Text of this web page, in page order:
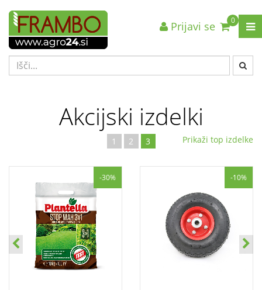
0
Prijavi se
Akcijski izdelki
Prikaži top izdelke
1 2 3
-30% -10%